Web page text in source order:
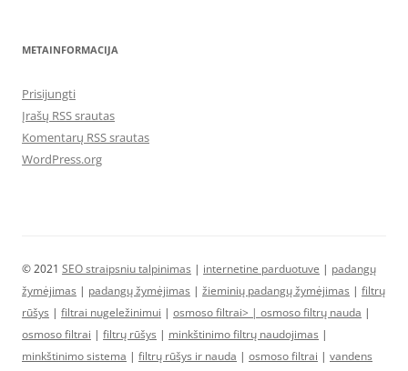
METAINFORMACIJA
Prisijungti
Įrašų RSS srautas
Komentarų RSS srautas
WordPress.org
© 2021 SEO straipsniu talpinimas | internetine parduotuve | padangų
žymėjimas | padangų žymėjimas | žieminių padangų žymėjimas | filtrų
rūšys | filtrai nugeležinimui | osmoso filtrai> | osmoso filtrų nauda |
osmoso filtrai | filtrų rūšys | minkštinimo filtrų naudojimas |
minkštinimo sistema | filtrų rūšys ir nauda | osmoso filtrai | vandens